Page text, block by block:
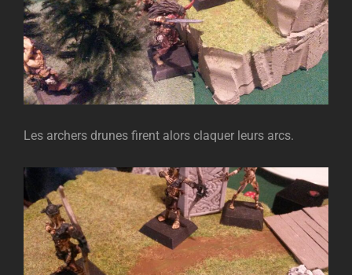
Les archers drunes firent alors claquer leurs arcs.